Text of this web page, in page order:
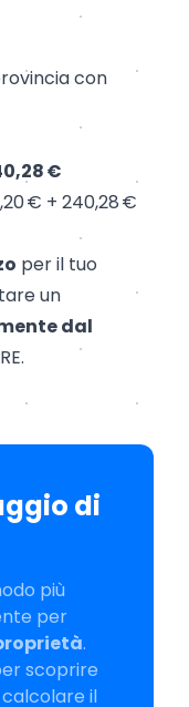
con
€
€ + 240,28 €
per il tuo
un
dal
.
di
più
per
.
scoprire
il